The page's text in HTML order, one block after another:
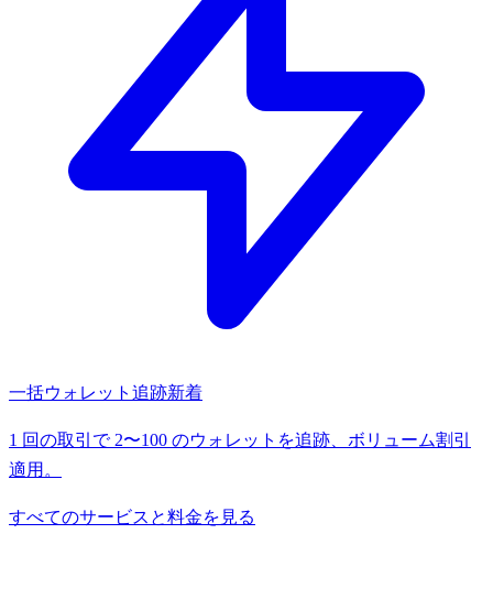
一括ウォレット追跡新着
1 回の取引で 2〜100 のウォレットを追跡、ボリューム割引
適用。
すべてのサービスと料金を見る